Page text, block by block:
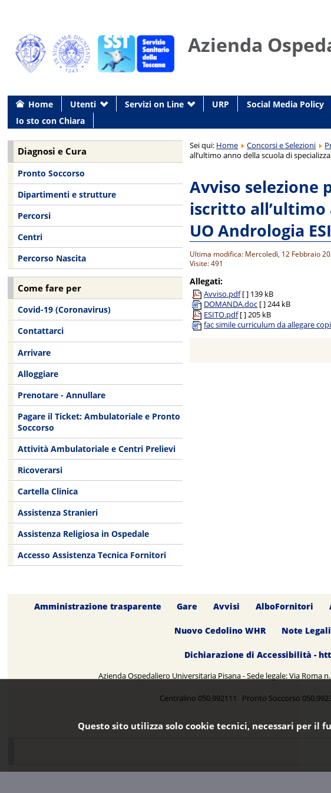
Azienda
Home Utenti Servizi on Line URP Social Media Policy
Io sto con Chiara
Sei qui: Home Concorsi e Selezioni
all’ultimo anno della scuola di
Avviso selezione
iscritto all’ultimo
UO Andrologia
Ultima modifica: Mercoledì, 12 Febbraio
Visite: 491
Allegati:
Avviso.pdf [ ] 139 kB
DOMANDA.doc [ ]244 kB
ESITO.pdf [ ]205 kB
fac simile curriculum da allegare
Diagnosi e Cura
Pronto Soccorso
Dipartimenti e strutture
Percorsi
Centri
Percorso Nascita
Come fare per
Covid-19 (Coronavirus)
Contattarci
Arrivare
Alloggiare
Prenotare - Annullare
Pagare il Ticket: Ambulatoriale e Pronto
Soccorso
Attività Ambulatoriale e Centri Prelievi
Ricoverarsi
Cartella Clinica
Assistenza Stranieri
Assistenza Religiosa in Ospedale
Accesso Assistenza Tecnica Fornitori
Amministrazione trasparente Gare Avvisi AlboFornitori
Nuovo Cedolino WHR Note Legali
Dichiarazione di Accessibilità -
Azienda Ospedaliero Universitaria Pisana - Sede legale: Via Roma
Centralino 050.992111 Pronto Soccorso
Questo sito utilizza solo cookie tecnici, necessari per il